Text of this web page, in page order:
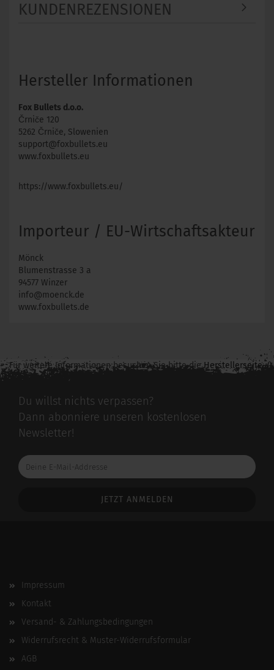
KUNDENREZENSIONEN
Hersteller Informationen
Fox Bullets d.o.o.
Črniče 120
5262 Črniče, Slowenien
support@foxbullets.eu
www.foxbullets.eu
https://www.foxbullets.eu/
Importeur / EU-Wirtschaftsakteur
Mönck
Blumenstrasse 3 a
94577 Winzer
info@moenck.de
www.foxbullets.de
Für weitere Informationen besuchen Sie bitte dieHerstellerseite
zu diesem Artikel.
Du willst nichts verpassen?
Dann abonniere unseren kostenlosen
Newsletter!
Deine
E-
Impressum
Kontakt
Versand- & Zahlungsbedingungen
Widerrufsrecht & Muster-Widerrufsformular
AGB